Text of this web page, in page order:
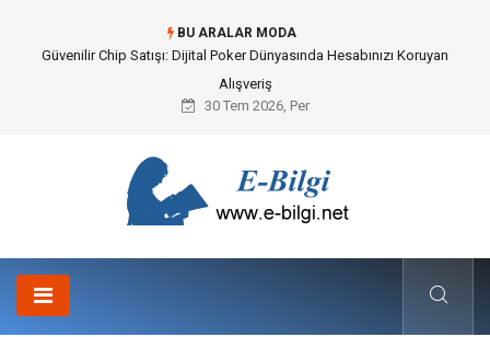
BU ARALAR MODA
Bahçe Çiti Kültürü ve Modern Peyzaj Mimarisindeki Hayati Rolü
30 Tem 2026, Per